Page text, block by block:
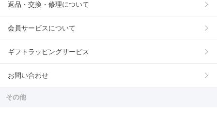
返品・交換・修理について
会員サービスについて
ギフトラッピングサービス
お問い合わせ
その他